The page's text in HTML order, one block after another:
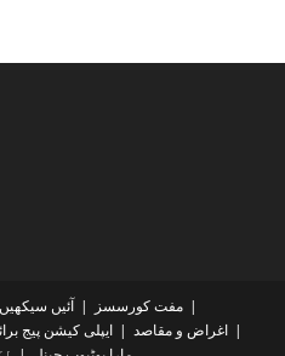
آئیں سیکھیں
مفت کورسسز
ایپلی کیشن پیج
اغراض و مقاصد